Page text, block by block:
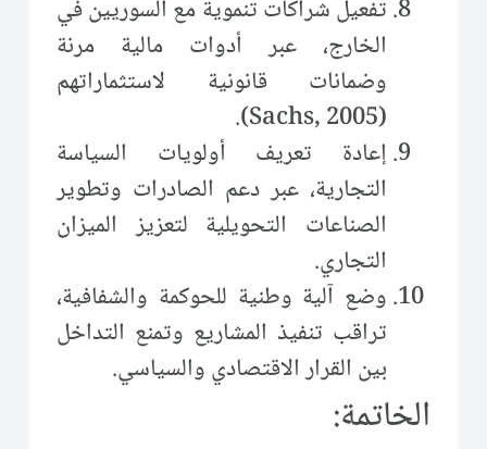
تفعيل شراكات تنموية مع السوريين في
الخارج، عبر أدوات مالية مرنة
وضمانات قانونية لاستثماراتهم
(Sachs, 2005).
إعادة تعريف أولويات السياسة
التجارية، عبر دعم الصادرات وتطوير
الصناعات التحويلية لتعزيز الميزان
التجاري.
وضع آلية وطنية للحوكمة والشفافية،
تراقب تنفيذ المشاريع وتمنع التداخل
بين القرار الاقتصادي والسياسي.
الخاتمة: